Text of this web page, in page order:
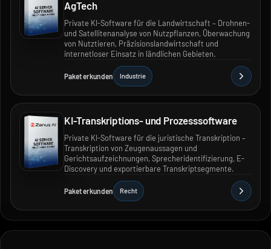
AgTech
Private KI-Software für die Landwirtschaft – Drohnen-
und Satellitenanalyse von Nutzpflanzen, Überwachung
von Nutztieren, Präzisionslandwirtschaft und
internetloser Einsatz in ländlichen Gebieten.
Paket erkunden Industrie
KI-Transkriptions- und Prozesssoftware
Private KI-Software für die juristische Transkription –
Transkription von Zeugenaussagen und
Gerichtsaufzeichnungen, Sprecheridentifizierung, E-
Discovery und exportierbare Transkriptsegmente.
Paket erkunden Recht